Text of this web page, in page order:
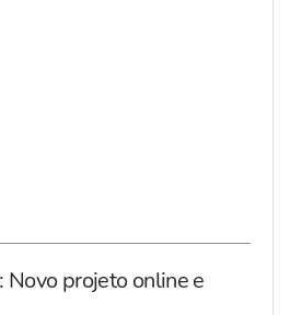
projeto online e